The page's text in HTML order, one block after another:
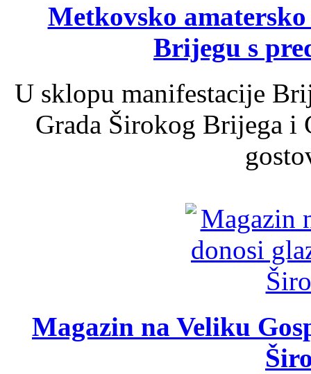
Metkovsko
Brijegu s
U sklopu manifestacije
Grada Širokog Brijega
Magazin na Veliku